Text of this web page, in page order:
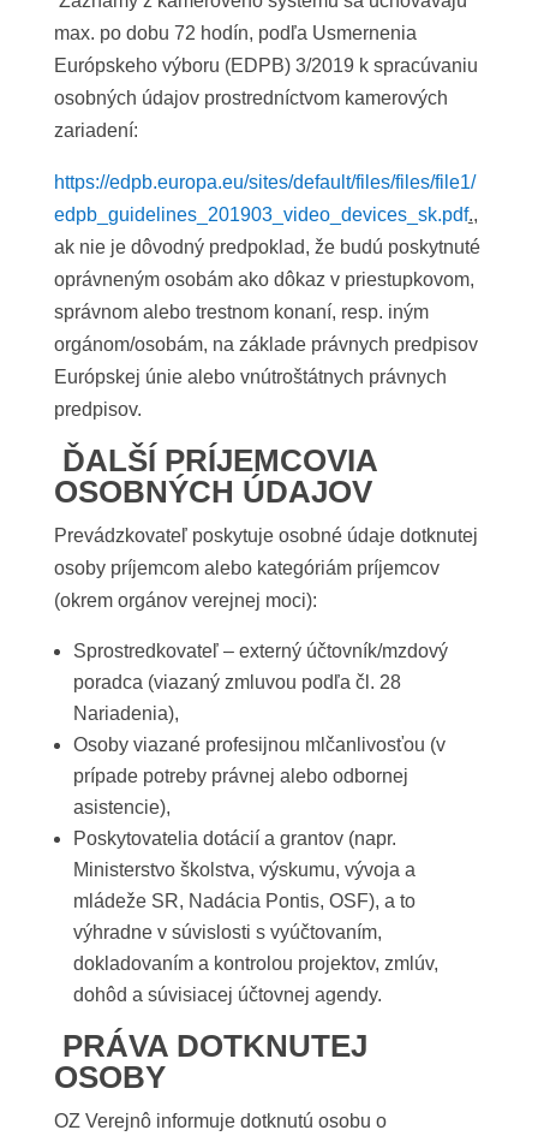
max. po dobu 72 hodín, podľa Usmernenia
Európskeho výboru (EDPB) 3/2019 k spracúvaniu
osobných údajov prostredníctvom kamerových
zariadení:
https://edpb.europa.eu/sites/default/files/files/file1/
edpb_guidelines_201903_video_devices_sk.pdf.,
ak nie je dôvodný predpoklad, že budú poskytnuté
oprávneným osobám ako dôkaz v priestupkovom,
správnom alebo trestnom konaní, resp. iným
orgánom/osobám, na základe právnych predpisov
Európskej únie alebo vnútroštátnych právnych
predpisov.
ĎALŠÍ PRÍJEMCOVIA
OSOBNÝCH ÚDAJOV
Prevádzkovateľ poskytuje osobné údaje dotknutej
osoby príjemcom alebo kategóriám príjemcov
(okrem orgánov verejnej moci):
Sprostredkovateľ – externý účtovník/mzdový
poradca (viazaný zmluvou podľa čl. 28
Nariadenia),
Osoby viazané profesijnou mlčanlivosťou (v
prípade potreby právnej alebo odbornej
asistencie),
Poskytovatelia dotácií a grantov (napr.
Ministerstvo školstva, výskumu, vývoja a
mládeže SR, Nadácia Pontis, OSF), a to
výhradne v súvislosti s vyúčtovaním,
dokladovaním a kontrolou projektov, zmlúv,
dohôd a súvisiacej účtovnej agendy.
PRÁVA DOTKNUTEJ
OSOBY
OZ Verejnô informuje dotknutú osobu o